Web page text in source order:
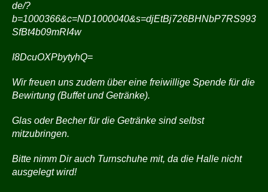
de/?
b=1000366&c=ND1000040&s=djEtBj726BHNbP7RS993
SfBt4b09mRI4w
I8DcuOXPbytyhQ=
Wir freuen uns zudem über eine freiwillige Spende für die
Bewirtung (Buffet und Getränke).
Glas oder Becher für die Getränke sind selbst
mitzubringen.
Bitte nimm Dir auch Turnschuhe mit, da die Halle nicht
ausgelegt wird!